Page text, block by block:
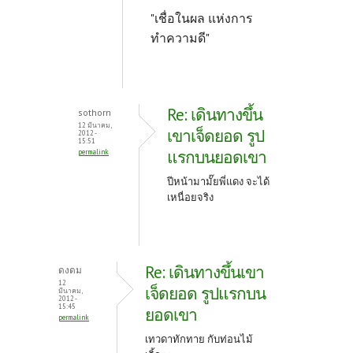
"เชื่อในผล แห่งการ
ทำความดี"
sothorn
12 มีนาคม,
2012 -
15:51
permalink
Re: เดินทางขึ้น
เขาเจ็ดยอด รูป
แรกบนยอดเขา
ปีหน้ามามั๊ยพี่แดง จะได้
เหนื่อยจริง
ดงดม
12
มีนาคม,
2012 -
15:45
permalink
Re: เดินทางขึ้นเขา
เจ็ดยอด รูปแรกบน
ยอดเขา
เทวดาทักทาย กับท่อนไม้